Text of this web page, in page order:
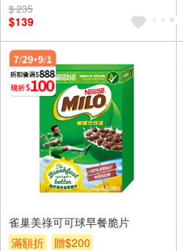
$ 235
$139
雀巢美祿可可球早餐脆片
滿額折
贈$200